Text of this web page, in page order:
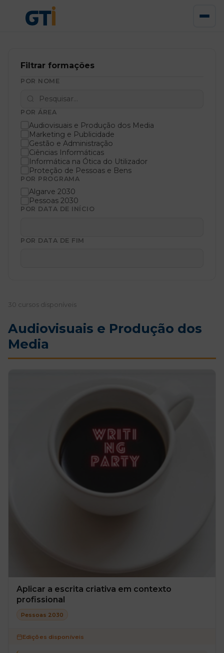
Filtrar formações
POR NOME
POR ÁREA
Audiovisuais e Produção dos Media
Marketing e Publicidade
Gestão e Administração
Ciências Informáticas
Informática na Ótica do Utilizador
Proteção de Pessoas e Bens
POR PROGRAMA
Algarve 2030
Pessoas 2030
POR DATA DE INÍCIO
POR DATA DE FIM
30 cursos disponíveis
Audiovisuais e Produção dos
Media
Aplicar a escrita criativa em contexto
profissional
Pessoas 2030
Edições disponíveis